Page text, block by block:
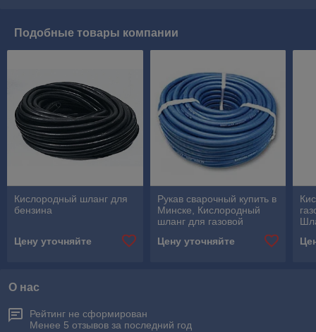
Подобные товары компании
Кислородный шланг для
бензина
Цену уточняйте
Рукав сварочный купить в
Минске, Кислородный
шланг для газовой
шланг все размеры
Цену уточняйте
О нас
Рейтинг не сформирован
Менее 5 отзывов за последний год